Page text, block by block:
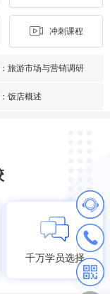
冲刺课程
旅游市场与营销调研
饭店概述
千万学员选择